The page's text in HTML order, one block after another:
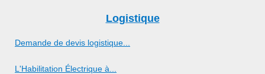
Logistique
Demande de devis logistique...
L'Habilitation Électrique à...